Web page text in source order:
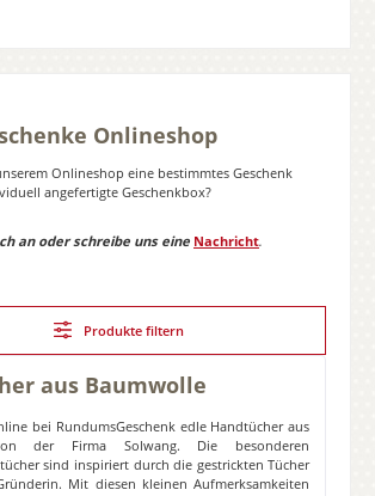
Onlineshop
Onlineshop eine bestimmtes Geschenk
angefertigte Geschenkbox?
an oder schreibe uns eine Nachricht.
Produkte filtern
aus Baumwolle
bei RundumsGeschenk edle Handtücher aus
der Firma Solwang. Die besonderen
sind inspiriert durch die gestrickten Tücher
Mit diesen kleinen Aufmerksamkeiten